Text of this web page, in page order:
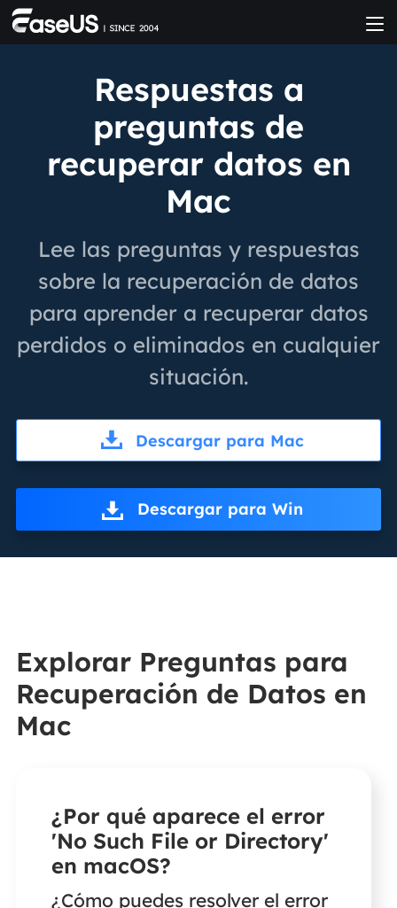
Respuestas a
preguntas de
recuperar datos en
Mac
Lee las preguntas y respuestas
sobre la recuperación de datos
para aprender a recuperar datos
perdidos o eliminados en cualquier
situación.
Descargar para Mac
Descargar para Win
Explorar Preguntas para
Recuperación de Datos en
Mac
¿Por qué aparece el error
'No Such File or Directory'
en macOS?
¿Cómo puedes resolver el error